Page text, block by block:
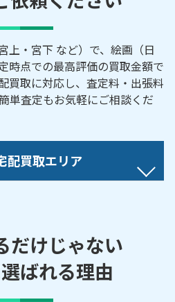
上・宮下 など）で、絵画（日
時点での最高評価の買取金額で
買取に対応し、査定料・出張料
単査定もお気軽にご相談くだ
配買取エリア
川／吉浜／吉浜福浦
だけじゃない
ばれる理由